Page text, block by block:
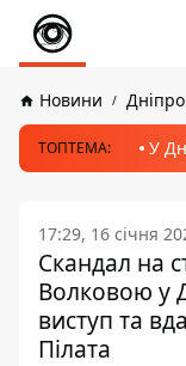
Новини Дніпро
ТОПТЕМА: У
17:29, 16 січня
Скандал на
Волковою у
виступ та
Пілата